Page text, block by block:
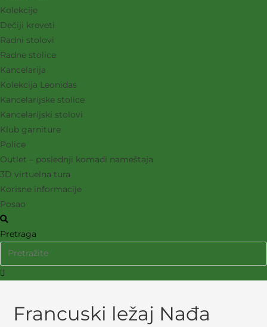
Kolekcije
Dečiji kreveti
Radni stolovi
Radne stolice
Kancelarija
Kolekcija Leonidas
Kancelarijske stolice
Kancelarijski stolovi
Klub garniture
Police
Outlet – poslednji komadi nameštaja
3D virtuelna tura
Korisne informacije
Posao
Pretraga
Francuski ležaj Nađa